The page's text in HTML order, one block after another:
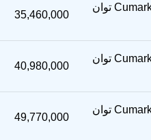
قیمت اینورتر Cumark ES580G توان
35,460,000
قیمت اینورتر Cumark ES580G توان
40,980,000
قیمت اینورتر Cumark ES580G توان
49,770,000